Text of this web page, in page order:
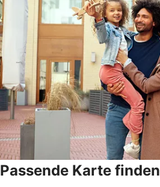
Passende Karte finden